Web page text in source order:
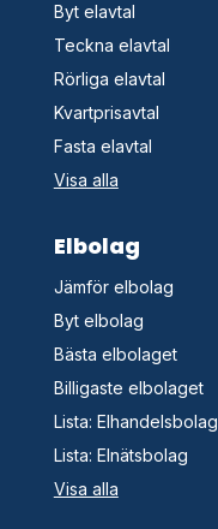
Byt elavtal
Teckna elavtal
Rörliga elavtal
Kvartprisavtal
Fasta elavtal
Visa alla
Elbolag
Jämför elbolag
Byt elbolag
Bästa elbolaget
Billigaste elbolaget
Lista: Elhandelsbolag
Lista: Elnätsbolag
Visa alla